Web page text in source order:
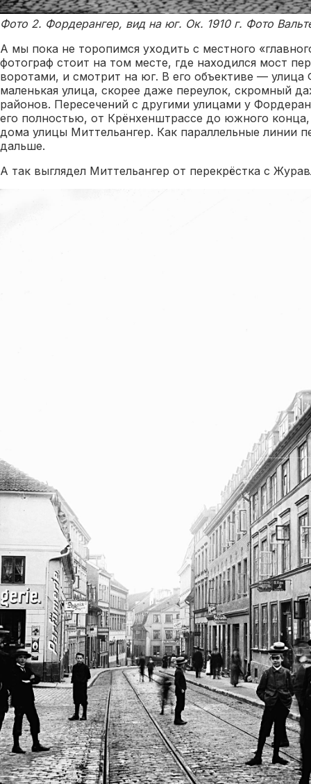
Фото 2. Фордерангер, вид на юг. Ок. 1910 г. Фото
А мы пока не торопимся уходить с местного
фотограф стоит на том месте, где находился мост
воротами, и смотрит на юг. В его объективе — улица
маленькая улица, скорее даже переулок, скромный
районов. Пересечений с другими улицами у
его полностью, от Крёнхенштрассе до южного
дома улицы Миттельангер. Как параллельные линии
дальше.
А так выглядел Миттельангер от перекрёстка с